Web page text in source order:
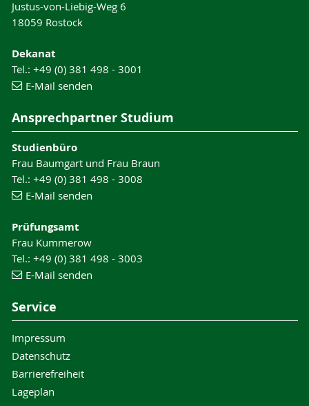
Justus-von-Liebig-Weg 6
18059 Rostock
Dekanat
Tel.: +49 (0) 381 498 - 3001
E-Mail senden
Ansprechpartner Studium
Studienbüro
Frau Baumgart und Frau Braun
Tel.: +49 (0) 381 498 - 3008
E-Mail senden
Prüfungsamt
Frau Kummerow
Tel.: +49 (0) 381 498 - 3003
E-Mail senden
Service
Impressum
Datenschutz
Barrierefreiheit
Lageplan